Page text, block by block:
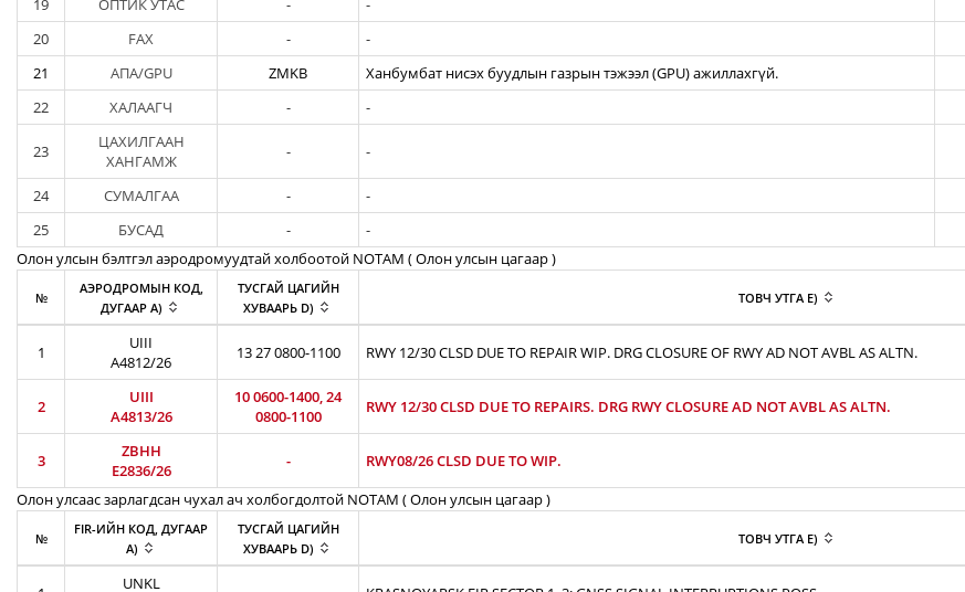
19
ОПТИК УТАС - -
20
FAX - -
21
АПА/GPU ZMKB Ханбумбат нисэх буудлын газрын тэжээл (GPU) ажиллахгүй.
22
ХАЛААГЧ - -
23
ЦАХИЛГААН
ХАНГАМЖ
- -
24 СУМАЛГАА - -
25
БУСАД - -
Олон улсын бэлтгэл аэродромуудтай холбоотой NOTAM ( Oлон улсын цагаар )
№
АЭРОДРОМЫН КОД,
ДУГААР A)
ТУСГАЙ ЦАГИЙН
ХУВААРЬ D)
ТОВЧ УТГА E)
1
UIII
A4812/26
13 27 0800-1100 RWY 12/30 CLSD DUE TO REPAIR WIP. DRG CLOSURE OF RWY AD NOT AVBL AS ALTN.
2
UIII
A4813/26
10 0600-1400, 24
0800-1100
RWY 12/30 CLSD DUE TO REPAIRS. DRG RWY CLOSURE AD NOT AVBL AS ALTN.
3
ZBHH
E2836/26
- RWY08/26 CLSD DUE TO WIP.
Олон улсаас зарлагдсан чухал ач холбогдолтой NOTAM ( Олон улсын цагаар )
№
FIR-ИЙН КОД, ДУГААР
A)
ТУСГАЙ ЦАГИЙН
ХУВААРЬ D)
ТОВЧ УТГА E)
UNKL